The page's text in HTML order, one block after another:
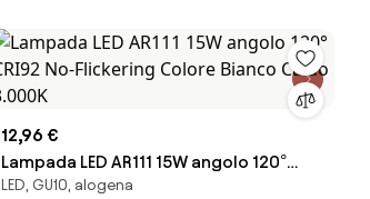
12,96 €
Lampada LED AR111 15W angolo 120°
CRI92 No-Flickering Colore Bianco
LED, GU10, alogena